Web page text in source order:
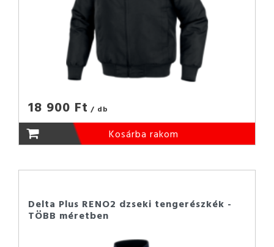
18 900 Ft / db
Kosárba rakom
Delta Plus RENO2 dzseki tengerészkék -
TÖBB méretben